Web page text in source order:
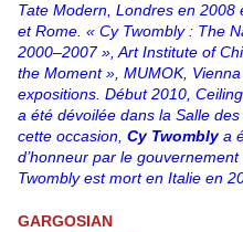
Tate Modern, Londres en
et Rome. « Cy Twombly : The
2000–2007 », Art Institute of
the Moment », MUMOK,
expositions. Début 2010,
a été dévoilée dans la Salle
cette occasion, Cy Twomblya
d’honneur par le gouvernement
Twombly est mort en Italie en
GARGOSIAN